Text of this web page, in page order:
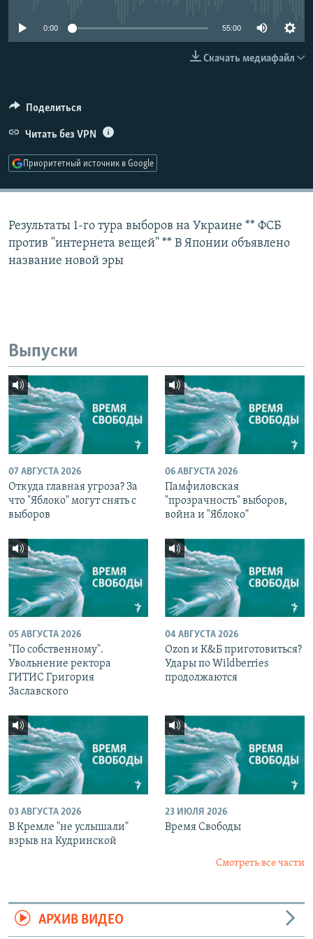
Все сайты РСЕ/РС
0:00 55:00
Скачать медиафайл
Поделиться
Читать без VPN
Приоритетный источник в Google
Результаты 1-го тура выборов на Украине ** ФСБ
против "интернета вещей" ** В Японии объявлено
название новой эры
Выпуски
07 АВГУСТА 2026
Откуда главная угроза? За
что "Яблоко" могут снять с
выборов
06 АВГУСТА 2026
Памфиловская
"прозрачность" выборов,
война и "Яблоко"
05 АВГУСТА 2026
"По собственному".
Увольнение ректора
ГИТИС Григория
Заславского
04 АВГУСТА 2026
Ozon и К&Б приготовиться?
Удары по Wildberries
продолжаются
03 АВГУСТА 2026
В Кремле "не услышали"
взрыв на Кудринской
23 ИЮЛЯ 2026
Время Свободы
Смотреть все части
АРХИВ ВИДЕО